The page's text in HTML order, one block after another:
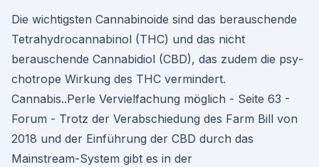
Die wichtig­sten Cannabi­noide sind das berauschende
Tetrahy­dro­cannabi­nol (THC) und das nicht
berauschende Cannabid­i­ol (CBD), das zudem die psy­
chotrope Wirkung des THC ver­min­dert.
Cannabis..Perle Vervielfachung möglich - Seite 63 -
Forum - Trotz der Verabschiedung des Farm Bill von
2018 und der Einführung der CBD durch das
Mainstream-System gibt es in der